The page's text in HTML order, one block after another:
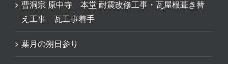
曹洞宗 原中寺 本堂 耐震改修工事・瓦屋根葺き替
え工事 瓦工事着手
葉月の朔日参り